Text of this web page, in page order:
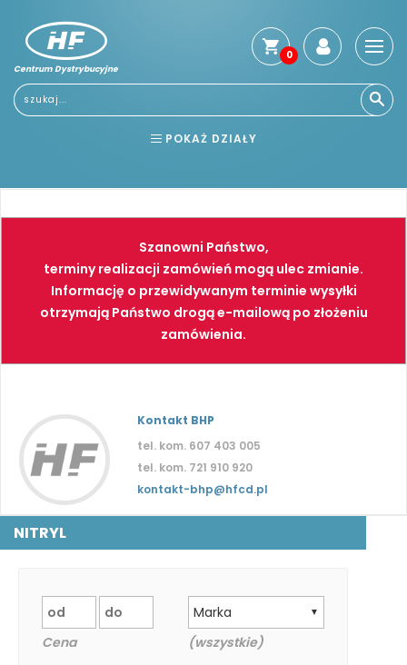
Centrum Dystrybucyjne
0
POKAŻ DZIAŁY
NARZĘDZIA SPAWALNICTWO
FARBY PNEUMATYKA
Szanowni Państwo,
terminy realizacji zamówień mogą ulec zmianie.
Informację o przewidywanym terminie wysyłki
otrzymają Państwo drogą e-mailową po złożeniu
zamówienia.
Kontakt BHP
tel. kom. 607 403 005
tel. kom. 721 910 920
kontakt-bhp@hfcd.pl
NITRYL
Cena
▼
Marka
(wszystkie)